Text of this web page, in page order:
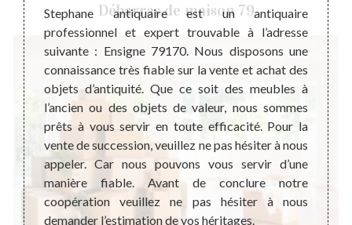
Débarras de maison 79
par
fait
de
ce
objet
son
qu’il
Stephane antiquaire est un antiquaire
professionnel et expert trouvable à l’adresse
suivante : Ensigne 79170. Nous disposons une
connaissance très fiable sur la vente et achat des
objets d’antiquité. Que ce soit des meubles à
l’ancien ou des objets de valeur, nous sommes
prêts à vous servir en toute efficacité. Pour la
vente de succession, veuillez ne pas hésiter à nous
appeler. Car nous pouvons vous servir d’une
manière fiable. Avant de conclure notre
coopération veuillez ne pas hésiter à nous
demander l’estimation de vos héritages.
ne
le
de
de
aller
sans